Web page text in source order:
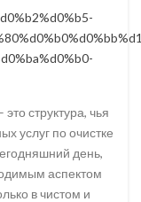
структура, чья
услуг по очистке
день,
аспектом
в чистом и